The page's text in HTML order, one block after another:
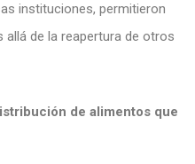
instituciones, permitieron
de la reapertura de otros
de alimentos que